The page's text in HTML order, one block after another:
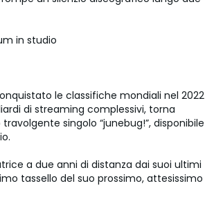
in studio
le classifiche mondiali nel 2022
di streaming complessivi, torna
singolo “junebug!”, disponibile
a due anni di distanza dai suoi ultimi
tassello del suo prossimo, attesissimo